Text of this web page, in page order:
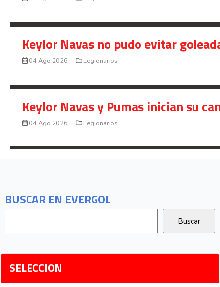
BUSCAR EN EVERGOL
SELECCION
Keylor Navas no pudo evitar
04 Ago 2026 Legionarios
Keylor Navas y Pumas inician su
04 Ago 2026 Legionarios